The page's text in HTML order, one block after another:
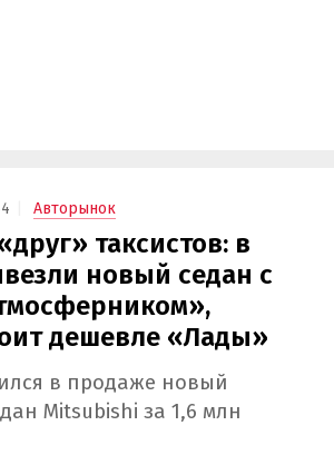
Авторынок
таксистов: в
новый седан с
дешевле «Лады»
в продаже новый
Mitsubishi за 1,6 млн